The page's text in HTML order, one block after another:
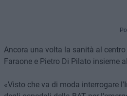
Ancora una volta la sanità al
Faraone e Pietro Di Pilato insieme
«Visto che va di moda interrogare